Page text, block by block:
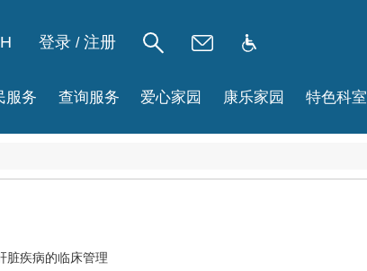
登录 / 注册
服务 查询服务 爱心家园 康乐家园 特色科室
脏疾病的临床管理